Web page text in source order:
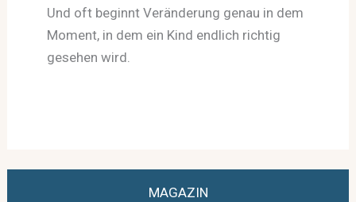
Und oft beginnt Veränderung genau in dem
Moment, in dem ein Kind endlich richtig
gesehen wird.
MAGAZIN